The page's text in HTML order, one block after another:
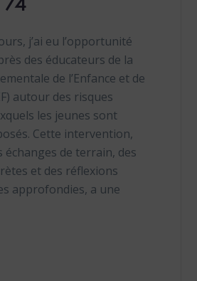
j’ai eu l’opportunité
des éducateurs de la
de l’Enfance et de
autour des risques
les jeunes sont
Cette intervention,
échanges de terrain, des
et des réflexions
approfondies, a une